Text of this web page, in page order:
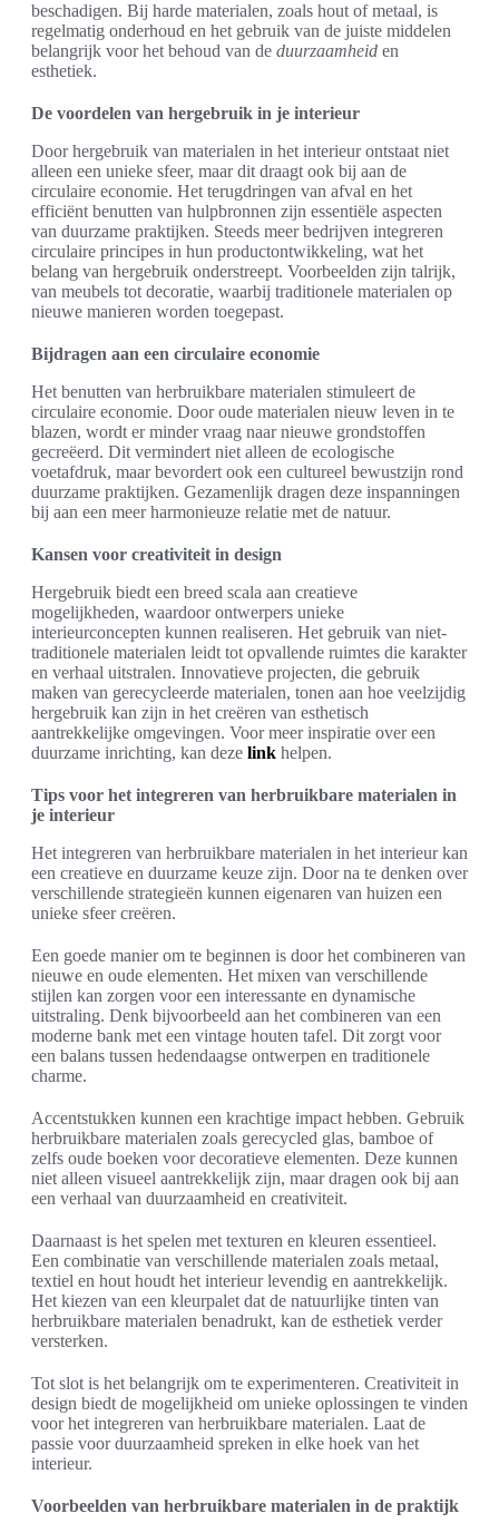
beschadigen. Bij harde materialen, zoals hout of metaal, is
regelmatig onderhoud en het gebruik van de juiste middelen
belangrijk voor het behoud van de duurzaamheid en
esthetiek.
De voordelen van hergebruik in je interieur
Door hergebruik van materialen in het interieur ontstaat niet
alleen een unieke sfeer, maar dit draagt ook bij aan de
circulaire economie. Het terugdringen van afval en het
efficiënt benutten van hulpbronnen zijn essentiële aspecten
van duurzame praktijken. Steeds meer bedrijven integreren
circulaire principes in hun productontwikkeling, wat het
belang van hergebruik onderstreept. Voorbeelden zijn talrijk,
van meubels tot decoratie, waarbij traditionele materialen op
nieuwe manieren worden toegepast.
Bijdragen aan een circulaire economie
Het benutten van herbruikbare materialen stimuleert de
circulaire economie. Door oude materialen nieuw leven in te
blazen, wordt er minder vraag naar nieuwe grondstoffen
gecreëerd. Dit vermindert niet alleen de ecologische
voetafdruk, maar bevordert ook een cultureel bewustzijn rond
duurzame praktijken. Gezamenlijk dragen deze inspanningen
bij aan een meer harmonieuze relatie met de natuur.
Kansen voor creativiteit in design
Hergebruik biedt een breed scala aan creatieve
mogelijkheden, waardoor ontwerpers unieke
interieurconcepten kunnen realiseren. Het gebruik van niet-
traditionele materialen leidt tot opvallende ruimtes die karakter
en verhaal uitstralen. Innovatieve projecten, die gebruik
maken van gerecycleerde materialen, tonen aan hoe veelzijdig
hergebruik kan zijn in het creëren van esthetisch
aantrekkelijke omgevingen. Voor meer inspiratie over een
duurzame inrichting, kan deze link helpen.
Tips voor het integreren van herbruikbare materialen in
je interieur
Het integreren van herbruikbare materialen in het interieur kan
een creatieve en duurzame keuze zijn. Door na te denken over
verschillende strategieën kunnen eigenaren van huizen een
unieke sfeer creëren.
Een goede manier om te beginnen is door het combineren van
nieuwe en oude elementen. Het mixen van verschillende
stijlen kan zorgen voor een interessante en dynamische
uitstraling. Denk bijvoorbeeld aan het combineren van een
moderne bank met een vintage houten tafel. Dit zorgt voor
een balans tussen hedendaagse ontwerpen en traditionele
charme.
Accentstukken kunnen een krachtige impact hebben. Gebruik
herbruikbare materialen zoals gerecycled glas, bamboe of
zelfs oude boeken voor decoratieve elementen. Deze kunnen
niet alleen visueel aantrekkelijk zijn, maar dragen ook bij aan
een verhaal van duurzaamheid en creativiteit.
Daarnaast is het spelen met texturen en kleuren essentieel.
Een combinatie van verschillende materialen zoals metaal,
textiel en hout houdt het interieur levendig en aantrekkelijk.
Het kiezen van een kleurpalet dat de natuurlijke tinten van
herbruikbare materialen benadrukt, kan de esthetiek verder
versterken.
Tot slot is het belangrijk om te experimenteren. Creativiteit in
design biedt de mogelijkheid om unieke oplossingen te vinden
voor het integreren van herbruikbare materialen. Laat de
passie voor duurzaamheid spreken in elke hoek van het
interieur.
Voorbeelden van herbruikbare materialen in de praktijk